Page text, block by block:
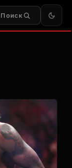
Поиск